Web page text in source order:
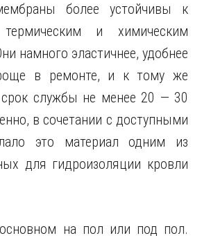
более устойчивы к
термическим и химическим
намного эластичнее, удобнее
в ремонте, и к тому же
службы не менее 20 — 30
в сочетании с доступными
это материал одним из
для гидроизоляции кровли
на пол или под пол.